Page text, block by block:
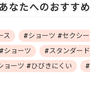
あなたへのおすす
ス
#ショーツ #セクシー
ショーツ
#スタンダー
ョーツ #ひびきにくい